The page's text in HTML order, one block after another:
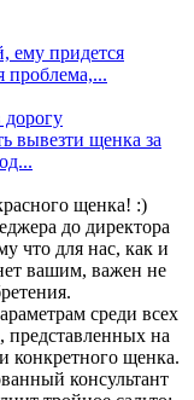
ему придется
проблема,...
вывезти щенка за
щенка! :)
до директора
что для нас, как и
вашим, важен не
среди всех
представленных на
конкретного щенка.
консультант